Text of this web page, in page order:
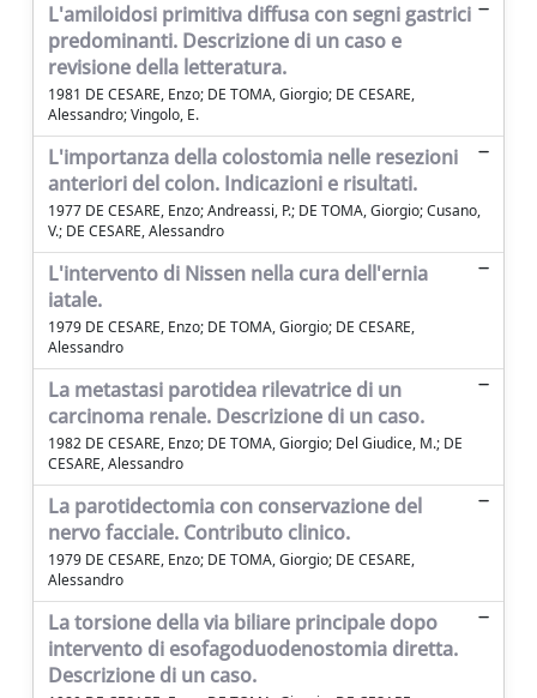
L'amiloidosi primitiva diffusa con segni gastrici
predominanti. Descrizione di un caso e
revisione della letteratura.
1981 DE CESARE, Enzo; DE TOMA, Giorgio; DE CESARE,
Alessandro; Vingolo, E.
L'importanza della colostomia nelle resezioni
anteriori del colon. Indicazioni e risultati.
1977 DE CESARE, Enzo; Andreassi, P.; DE TOMA, Giorgio; Cusano,
V.; DE CESARE, Alessandro
L'intervento di Nissen nella cura dell'ernia
iatale.
1979 DE CESARE, Enzo; DE TOMA, Giorgio; DE CESARE,
Alessandro
La metastasi parotidea rilevatrice di un
carcinoma renale. Descrizione di un caso.
1982 DE CESARE, Enzo; DE TOMA, Giorgio; Del Giudice, M.; DE
CESARE, Alessandro
La parotidectomia con conservazione del
nervo facciale. Contributo clinico.
1979 DE CESARE, Enzo; DE TOMA, Giorgio; DE CESARE,
Alessandro
La torsione della via biliare principale dopo
intervento di esofagoduodenostomia diretta.
Descrizione di un caso.